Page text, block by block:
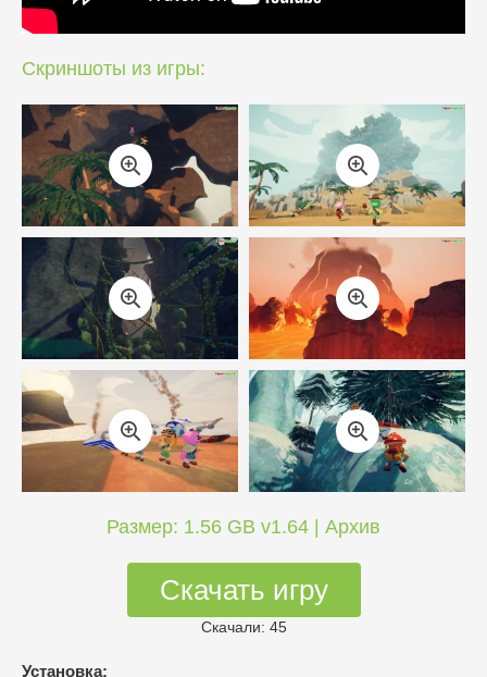
Скриншоты из игры:
Размер: 1.56 GB v1.64 | Архив
Скачать игру
Скачали: 45
Установка: